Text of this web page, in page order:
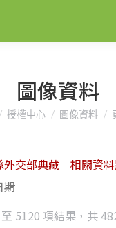
圖像資料
here:
授權中心 圖像資料
5120 項結果，共
外交部典藏 相關資